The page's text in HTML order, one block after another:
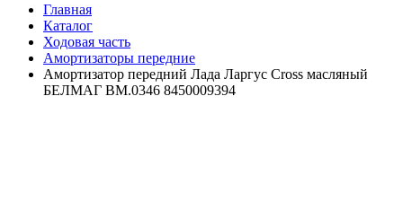
Главная
Каталог
Ходовая часть
Амортизаторы передние
Амортизатор передний Лада Ларгус Cross масляный
БЕЛМАГ BM.0346 8450009394